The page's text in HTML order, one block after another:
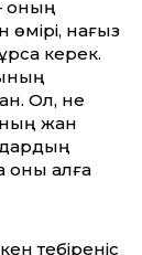
оның
нағыз
керек.
Ол, не
жан
оны алға
тебіреніс